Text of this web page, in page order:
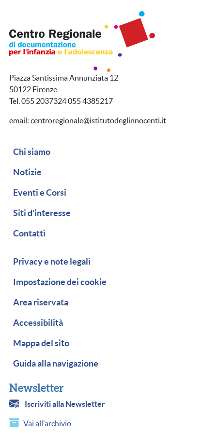
Piazza Santissima Annunziata 12
50122 Firenze
Tel. 055 2037324 055 4385217
email: centroregionale@istitutodeglinnocenti.it
Navigazione secondaria
Chi siamo
Notizie
Eventi e Corsi
Siti d'interesse
Contatti
Piè di pagina
Privacy e note legali
Impostazione dei cookie
Area riservata
Accessibilità
Mappa del sito
Guida alla navigazione
Newsletter
Iscriviti alla Newsletter
Vai all'archivio